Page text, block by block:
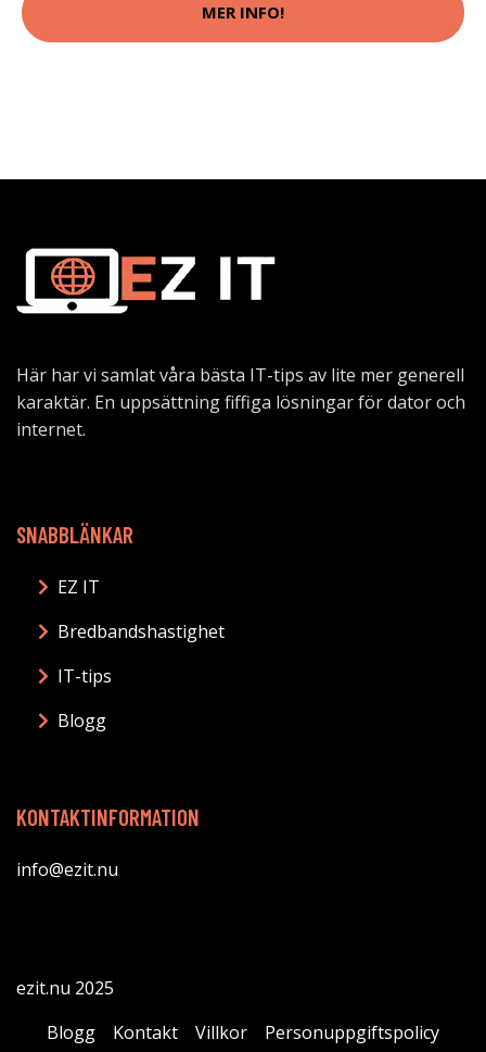
MER INFO!
Här har vi samlat våra bästa IT-tips av lite mer generell
karaktär. En uppsättning fiffiga lösningar för dator och
internet.
SNABBLÄNKAR
EZ IT
Bredbandshastighet
IT-tips
Blogg
KONTAKTINFORMATION
info@ezit.nu
ezit.nu 2025
Blogg
Kontakt Villkor
Personuppgiftspolicy